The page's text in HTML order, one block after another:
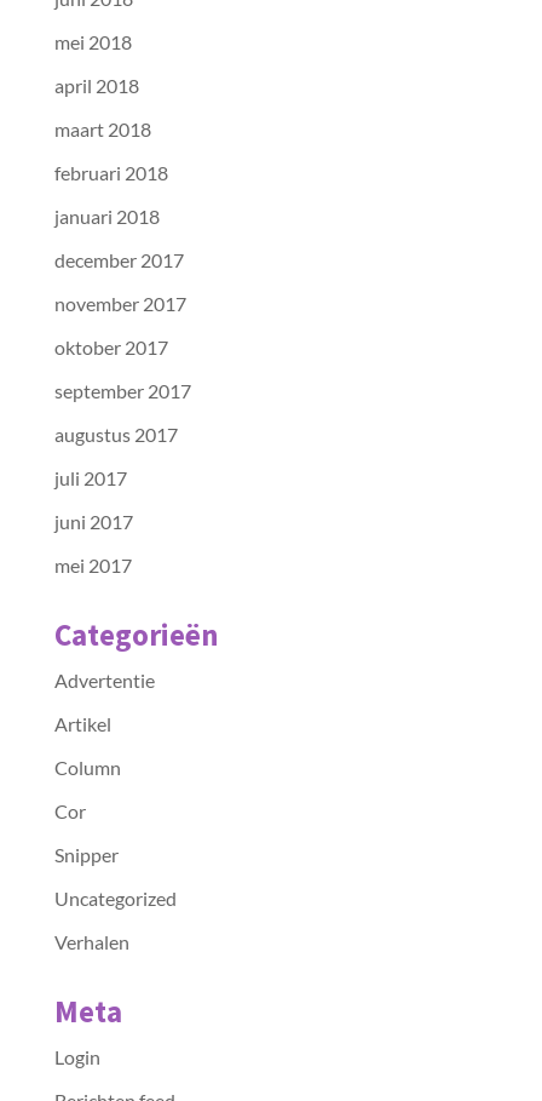
mei 2018
april 2018
maart 2018
februari 2018
januari 2018
december 2017
november 2017
oktober 2017
september 2017
augustus 2017
juli 2017
juni 2017
mei 2017
Categorieën
Advertentie
Artikel
Column
Cor
Snipper
Uncategorized
Verhalen
Meta
Login